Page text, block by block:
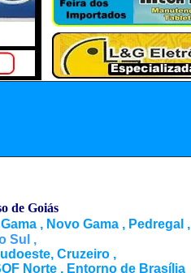
de Goiás
, Novo Gama , Pedregal ,
Sul ,
Cruzeiro ,
Norte , Entorno de Brasília